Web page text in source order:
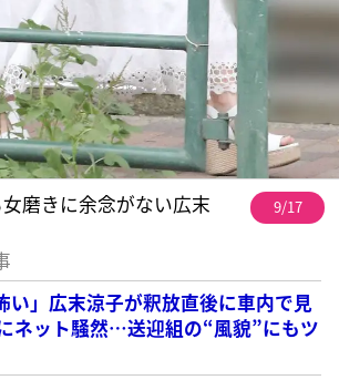
磨きに余念がない広末 9/17
い」広末涼子が釈放直後に車内で見
ネット騒然…送迎組の“風貌”にもツ